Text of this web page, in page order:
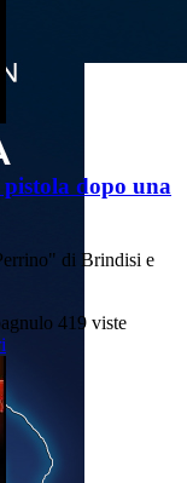
dopo una
di Brindisi e
419 viste